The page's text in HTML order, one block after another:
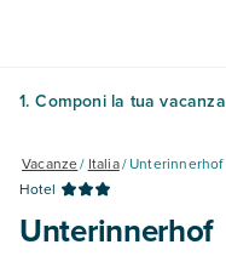
1. Componi la tua vacanza
Vacanze/ Italia/Unterinnerhof
Hotel
Unterinnerhof